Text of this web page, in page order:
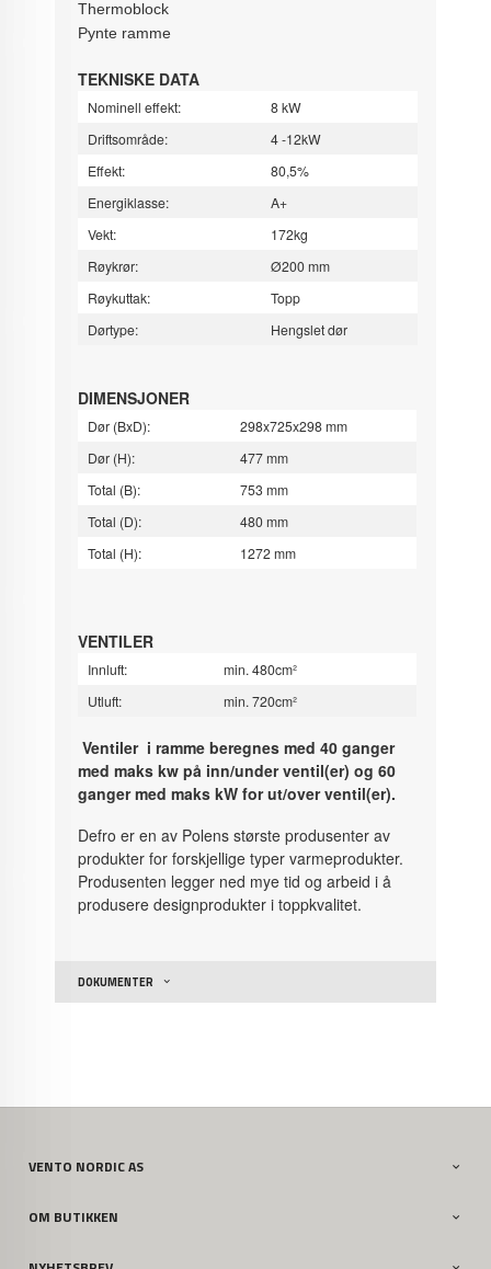
Thermoblock
Pynte ramme
TEKNISKE DATA
Nominell effekt:
8 kW
Driftsområde:
4 -12kW
Effekt:
80,5%
Energiklasse:
A+
Vekt:
172kg
Røykrør:
Ø200 mm
Røykuttak:
Topp
Dørtype:
Hengslet dør
DIMENSJONER
Dør (BxD):
298x725x298 mm
Dør (H):
477 mm
Total (B):
753 mm
Total (D):
480 mm
Total (H):
1272 mm
VENTILER
Innluft:
min. 480cm²
Utluft:
min. 720cm²
Ventiler i ramme beregnes med 40 ganger
med maks kw på inn/under ventil(er) og 60
ganger med maks kW for ut/over ventil(er).
Defro er en av Polens største produsenter av
produkter for forskjellige typer varmeprodukter.
Produsenten legger ned mye tid og arbeid i å
produsere designprodukter i toppkvalitet.
DOKUMENTER
VENTO NORDIC AS
OM BUTIKKEN